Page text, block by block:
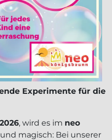
Experimente für die
, wird es im neo
magisch: Bei unserer